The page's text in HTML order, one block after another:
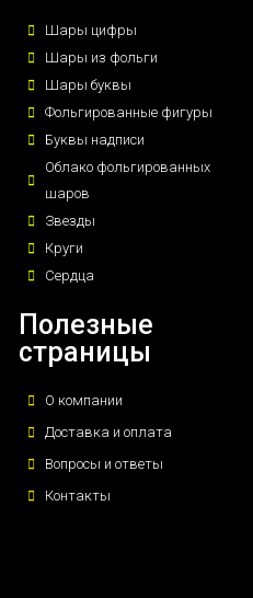
Шары цифры
Шары из фольги
Шары буквы
Фольгированные фигуры
Буквы надписи
Облако фольгированных
шаров
Звезды
Круги
Сердца
Полезные
страницы
О компании
Доставка и оплата
Вопросы и ответы
Контакты